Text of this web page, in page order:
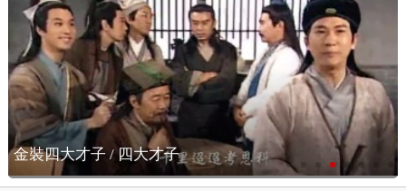
憨夫成龍 / 卡司元華